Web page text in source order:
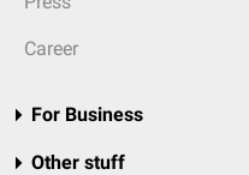
Career
For Business
Other stuff